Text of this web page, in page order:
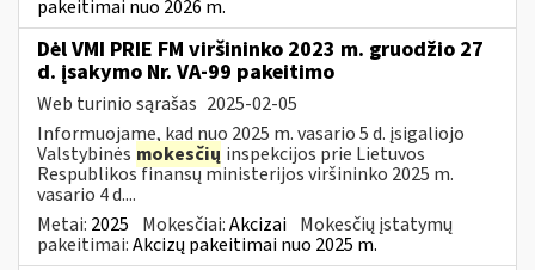
pakeitimai nuo 2026 m.
Dėl VMI PRIE FM viršininko 2023 m. gruodžio 27
d. įsakymo Nr. VA-99 pakeitimo
Web turinio sąrašas 2025-02-05
Informuojame, kad nuo 2025 m. vasario 5 d. įsigaliojo
Valstybinės mokesčių inspekcijos prie Lietuvos
Respublikos finansų ministerijos viršininko 2025 m.
vasario 4 d....
Metai: 2025 Mokesčiai:Akcizai Mokesčių įstatymų
pakeitimai:Akcizų pakeitimai nuo 2025 m.